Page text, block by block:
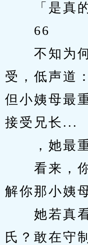
「是真的
66
不知为何
受，低声道
但小姨母最
接受兄长...
，她最重
看来，你
解你那小姨
她若真看
氏？敢在守